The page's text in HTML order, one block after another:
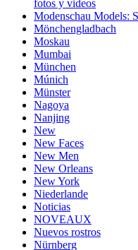
fotos y videos
Modenschau Models:
Mönchengladbach
Moskau
Mumbai
München
Múnich
Münster
Nagoya
Nanjing
New
New Faces
New Men
New Orleans
New York
Niederlande
Noticias
NOVEAUX
Nuevos rostros
Nürnberg